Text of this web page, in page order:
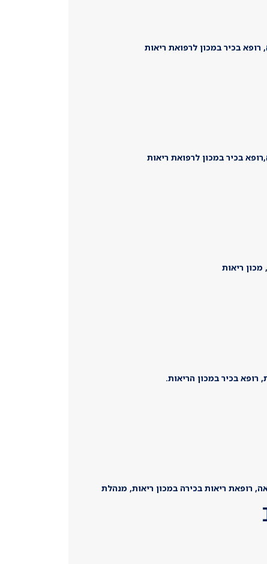
בכיר במכון לרפואת ריאות
בכיר במכון לרפואת ריאות
ריאות
רופא בכיר במכון הריאות.
רופאת ריאות בכירה במכון ריאות, מנהלת